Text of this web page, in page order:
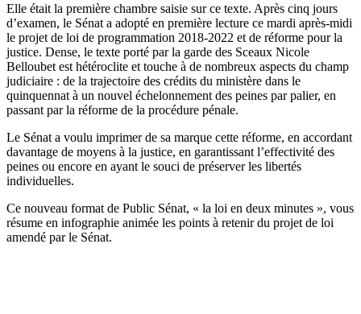
Elle était la première chambre saisie sur ce texte. Après cinq jours
d’examen, le Sénat a adopté en première lecture ce mardi après-midi
le projet de loi de programmation 2018-2022 et de réforme pour la
justice. Dense, le texte porté par la garde des Sceaux Nicole
Belloubet est hétéroclite et touche à de nombreux aspects du champ
judiciaire : de la trajectoire des crédits du ministère dans le
quinquennat à un nouvel échelonnement des peines par palier, en
passant par la réforme de la procédure pénale.
Le Sénat a voulu imprimer de sa marque cette réforme, en accordant
davantage de moyens à la justice, en garantissant l’effectivité des
peines ou encore en ayant le souci de préserver les libertés
individuelles.
Ce nouveau format de Public Sénat, « la loi en deux minutes », vous
résume en infographie animée les points à retenir du projet de loi
amendé par le Sénat.